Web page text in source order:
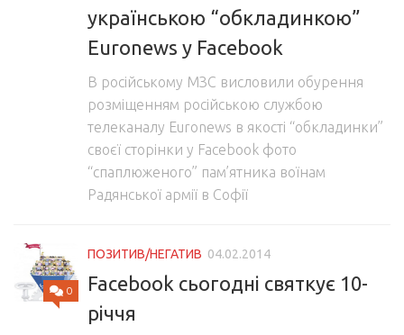
українською “обкладинкою”
Euronews у Facebook
В російському МЗС висловили обурення
розміщенням російською службою
телеканалу Euronews в якості “обкладинки”
своєї сторінки у Facebook фото
“спаплюженого” пам’ятника воїнам
Радянської армії в Софії
0
ПОЗИТИВ/НЕГАТИВ 04.02.2014
Facebook сьогодні святкує 10-
річчя